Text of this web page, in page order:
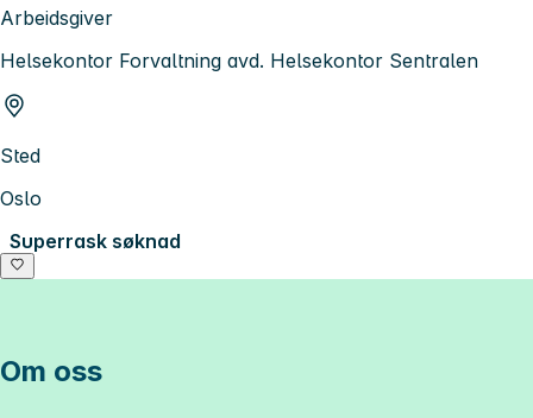
Arbeidsgiver
Helsekontor Forvaltning avd. Helsekontor Sentralen
Sted
Oslo
Superrask søknad
Om oss